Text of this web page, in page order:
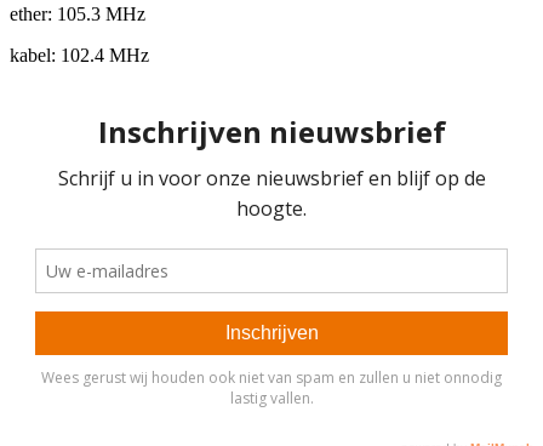
ether: 105.3 MHz
kabel: 102.4 MHz